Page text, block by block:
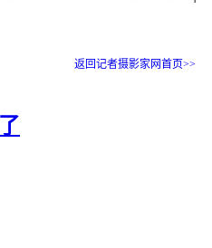
返回记者摄影家网首页>>